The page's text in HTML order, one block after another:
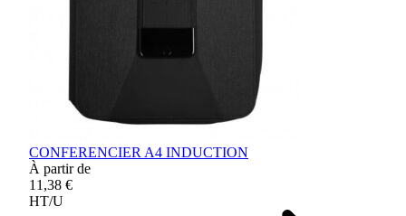
CONFERENCIER A4 INDUCTION
À partir de
11,38 €
HT/U